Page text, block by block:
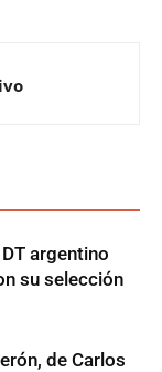
argentino
su selección
de Carlos